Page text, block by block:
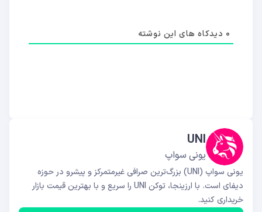
0 دیدکاه های این نوشته
UNI
یونی سواپ
یونی سواپ (UNI) بزرگ‌ترین صرافی غیرمتمرکز و پیشرو در حوزه
دیفای است. با ارزینجا، توکن UNI را سریع و با بهترین قیمت بازار
خریداری کنید.